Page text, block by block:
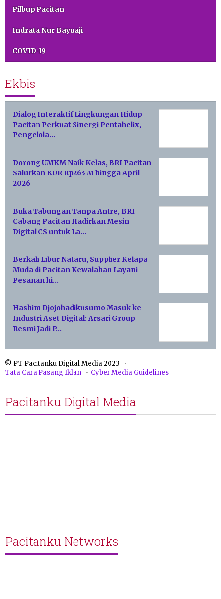
Pilbup Pacitan
Indrata Nur Bayuaji
COVID-19
Ekbis
Dialog Interaktif Lingkungan Hidup
Pacitan Perkuat Sinergi Pentahelix,
Pengelola…
Dorong UMKM Naik Kelas, BRI Pacitan
Salurkan KUR Rp263 M hingga April
2026
Buka Tabungan Tanpa Antre, BRI
Cabang Pacitan Hadirkan Mesin
Digital CS untuk La…
Berkah Libur Nataru, Supplier Kelapa
Muda di Pacitan Kewalahan Layani
Pesanan hi…
Hashim Djojohadikusumo Masuk ke
Industri Aset Digital: Arsari Group
Resmi Jadi P…
© PT Pacitanku Digital Media 2023
Tata Cara Pasang Iklan
Cyber Media Guidelines
Pacitanku Digital Media
Pacitanku Networks